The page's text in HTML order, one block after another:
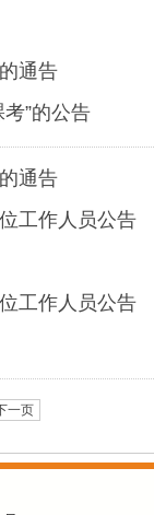
通告
”的公告
通告
工作人员公告
工作人员公告
一页